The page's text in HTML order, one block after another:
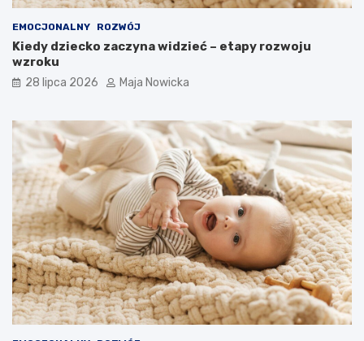
EMOCJONALNY ROZWÓJ
Kiedy dziecko zaczyna widzieć – etapy rozwoju
wzroku
28 lipca 2026 Maja Nowicka